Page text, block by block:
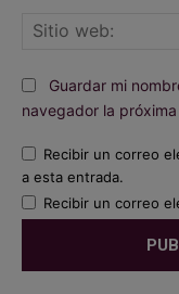
Guardar mi
navegador la
Recibir un correo
a esta entrada.
Recibir un correo